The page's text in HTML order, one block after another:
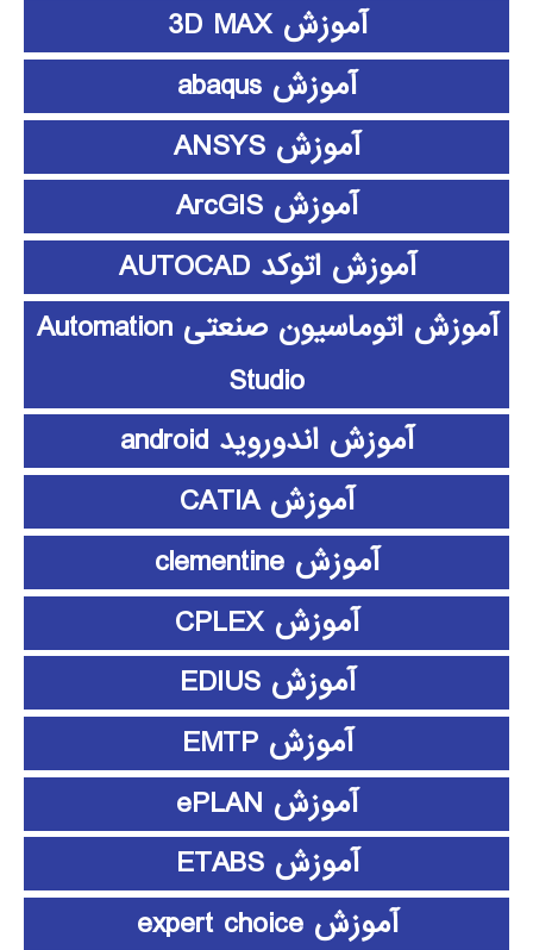
آموزش 3D MAX
آموزش abaqus
آموزش ANSYS
آموزش ArcGIS
آموزش اتوکد AUTOCAD
آموزش اتوماسیون صنعتی Automation
Studio
آموزش اندوروید android
آموزش CATIA
آموزش clementine
آموزش CPLEX
آموزش EDIUS
آموزش EMTP
آموزش ePLAN
آموزش ETABS
آموزش expert choice